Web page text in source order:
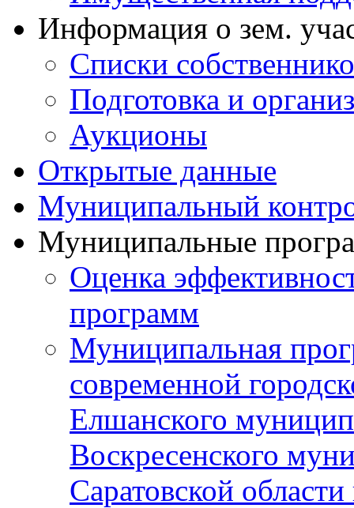
Информация о зем.
Списки
Подготовка и
Аукционы
Открытые данные
Муниципальный
Муниципальные
Оценка
программ
Муниципальная
современной
Елшанского
Воскресенского
Саратовской